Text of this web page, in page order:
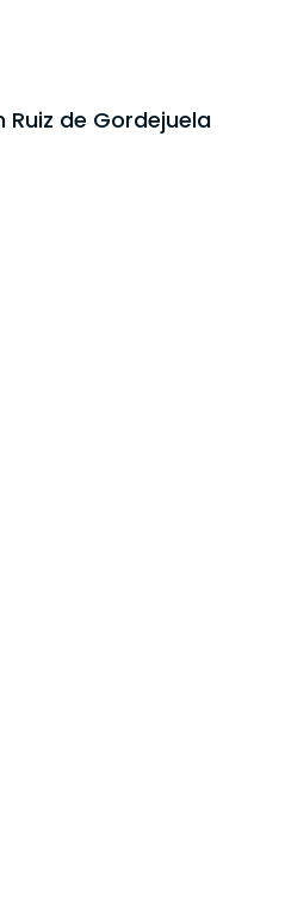
Ruiz de Gordejuela